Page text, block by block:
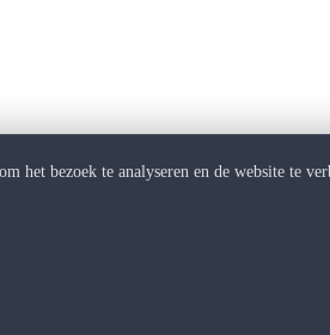
het bezoek te analyseren en de website te